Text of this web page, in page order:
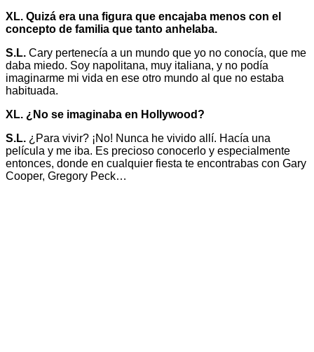
XL. Quizá era una figura que encajaba menos con el
concepto de familia que tanto anhelaba.
S.L. Cary pertenecía a un mundo que yo no conocía, que me
daba miedo. Soy napolitana, muy italiana, y no podía
imaginarme mi vida en ese otro mundo al que no estaba
habituada.
XL. ¿No se imaginaba en Hollywood?
S.L. ¿Para vivir? ¡No! Nunca he vivido allí. Hacía una
película y me iba. Es precioso conocerlo y especialmente
entonces, donde en cualquier fiesta te encontrabas con Gary
Cooper, Gregory Peck…